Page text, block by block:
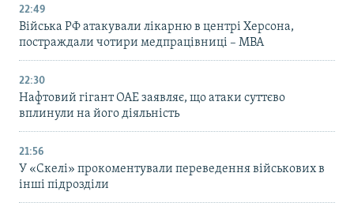
22:49
Війська РФ атакували лікарню в центрі Херсона,
постраждали чотири медпрацівниці – МВА
22:30
Нафтовий гігант ОАЕ заявляє, що атаки суттєво
вплинули на його діяльність
21:56
У «Скелі» прокоментували переведення військових в
інші підрозділи